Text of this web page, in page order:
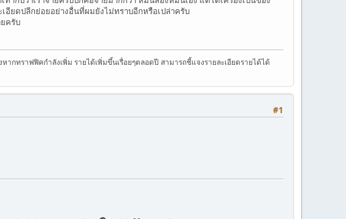
อียดปลีกย่อยอย่างอื่นที่ผมยังไม่ทราบอีกหรือเปล่าครับ
ครับ
กทราฟฟิคกำลังเพิ่ม รายได้เพิ่มขึ้นเรื่อยๆตลอดปี สามารถชี้แจงรายละเอียดรายได้ได้
#1